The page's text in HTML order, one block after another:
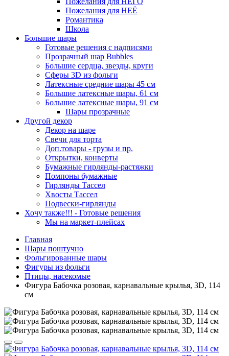
Пожелания для НЕЁ
Романтика
Школа
Большие шары
Готовые решения с надписями
Прозрачный шар Bubbles
Большие сердца, звезды, круги
Сферы 3D из фольги
Латексные средние шары 45 см
Большие латексные шары, 61 см
Большие латексные шары, 91 см
Шары прозрачные
Другой декор
Декор на шаре
Свечи для торта
Доп.товары - грузы и пр.
Открытки, конверты
Бумажные гирлянды-растяжки
Помпоны бумажные
Гирлянды Тассел
Хвосты Тассел
Подвески-гирлянды
Хочу также!!! - Готовые решения
Мы на маркет-плейсах
Главная
Шары поштучно
Фольгированные шары
Фигуры из фольги
Птицы, насекомые
Фигура Бабочка розовая, карнавальные крылья, 3D, 114
см